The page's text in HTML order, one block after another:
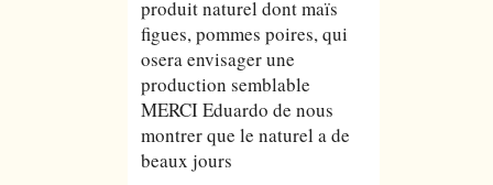
produit naturel dont maïs
figues, pommes poires, qui
osera envisager une
production semblable
MERCI Eduardo de nous
montrer que le naturel a de
beaux jours